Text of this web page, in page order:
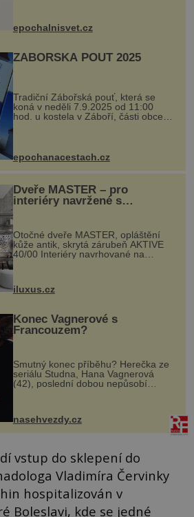
kovový...
epochalnisvet.cz
ZÁBOŘSKÁ POUŤ 2025
Tradiční Zábořská pouť, která se
koná v neděli 7.9.2025 od 11:00
hod. u kostela v Záboří, části obce
Kly u Mělníka. V programu naleznete
komentovanou prohlídku kostela,
epochanacestach.cz
Dveře MASTER – pro
interiéry navržené s
rozumem i vášní!
Otočné dveře MASTER, opláštění
kůže antik, skrytá zárubeň AKTIVE
40/00 Interiéry navrhované na
zakázku často vyžadují atypické
rozměry nejen nábytku, ale i
dnes umož...
iluxus.cz
Konec Vagnerové s
Francouzem?
Smutný konec příběhu? Herečka ze
seriálu Studna, Hana Vagnerová
(42), poslední dobou nepůsobí
nasehvezdy.cz
vstup do sklepení do
Vladimíra Červinky
hospitalizován v
Boleslavi, kde se jedné